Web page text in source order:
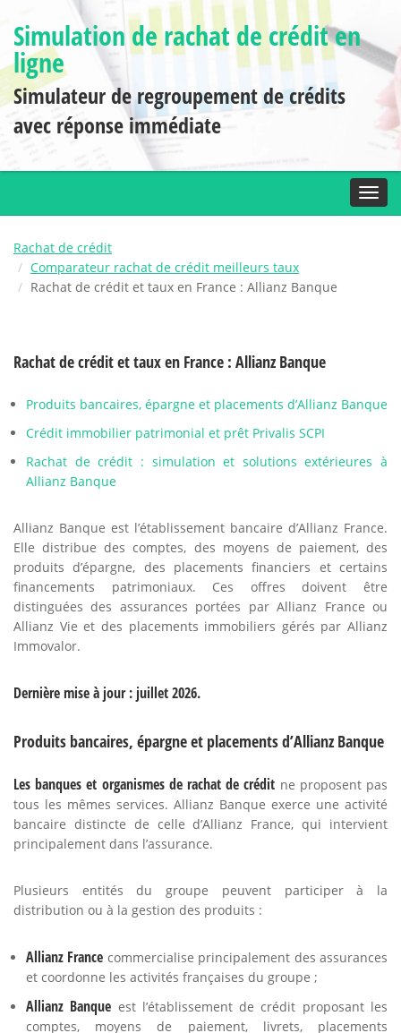
Simulation de rachat de crédit en
ligne
Simulateur de regroupement de crédits
avec réponse immédiate
Rachat de crédit
Comparateur rachat de crédit meilleurs taux
Rachat de crédit et taux en France : Allianz Banque
Rachat de crédit et taux en France : Allianz Banque
Produits bancaires, épargne et placements d’Allianz Banque
Crédit immobilier patrimonial et prêt Privalis SCPI
Rachat de crédit : simulation et solutions extérieures à
Allianz Banque
Allianz Banque est l’établissement bancaire d’Allianz France.
Elle distribue des comptes, des moyens de paiement, des
produits d’épargne, des placements financiers et certains
financements patrimoniaux. Ces offres doivent être
distinguées des assurances portées par Allianz France ou
Allianz Vie et des placements immobiliers gérés par Allianz
Immovalor.
Dernière mise à jour : juillet 2026.
Produits bancaires, épargne et placements d’Allianz Banque
Les banques et organismes de rachat de crédit ne proposent pas
tous les mêmes services. Allianz Banque exerce une activité
bancaire distincte de celle d’Allianz France, qui intervient
principalement dans l’assurance.
Plusieurs entités du groupe peuvent participer à la
distribution ou à la gestion des produits :
Allianz France commercialise principalement des assurances
et coordonne les activités françaises du groupe ;
Allianz Banque est l’établissement de crédit proposant les
comptes, moyens de paiement, livrets, placements